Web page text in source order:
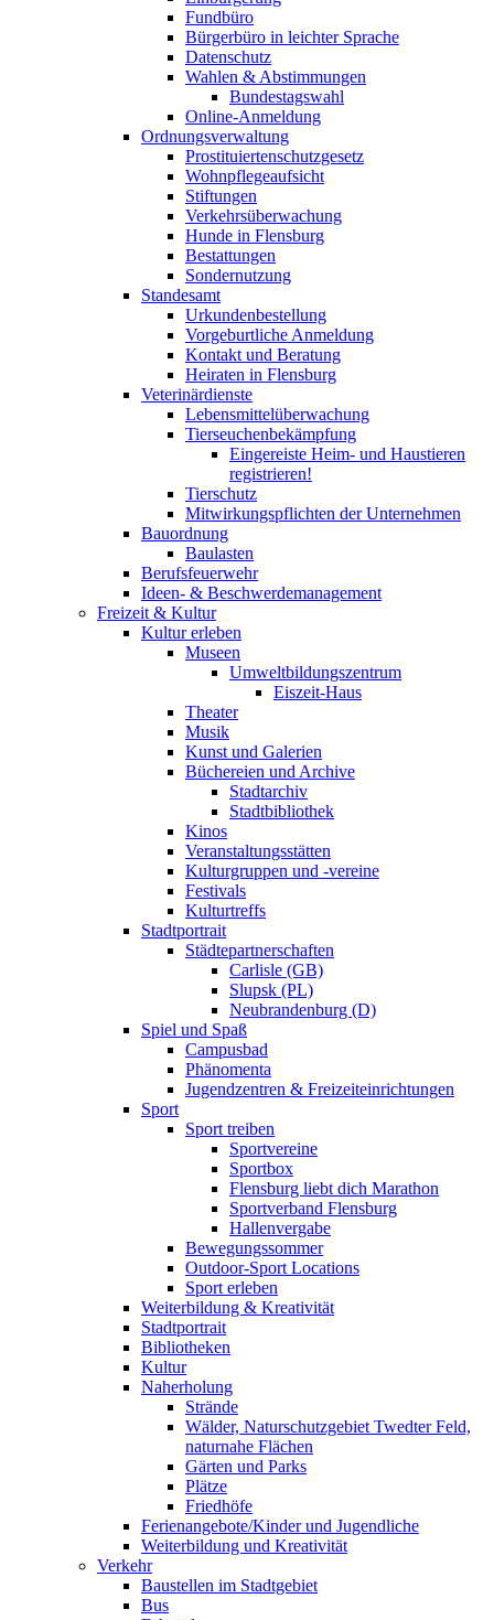
Fundbüro
Bürgerbüro in leichter Sprache
Datenschutz
Wahlen & Abstimmungen
Bundestagswahl
Online-Anmeldung
Ordnungsverwaltung
Prostituiertenschutzgesetz
Wohnpflegeaufsicht
Stiftungen
Verkehrsüberwachung
Hunde in Flensburg
Bestattungen
Sondernutzung
Standesamt
Urkundenbestellung
Vorgeburtliche Anmeldung
Kontakt und Beratung
Heiraten in Flensburg
Veterinärdienste
Lebensmittelüberwachung
Tierseuchenbekämpfung
Eingereiste Heim- und Haustieren
registrieren!
Tierschutz
Mitwirkungspflichten der Unternehmen
Bauordnung
Baulasten
Berufsfeuerwehr
Ideen- & Beschwerdemanagement
Freizeit & Kultur
Kultur erleben
Museen
Umweltbildungszentrum
Eiszeit-Haus
Theater
Musik
Kunst und Galerien
Büchereien und Archive
Stadtarchiv
Stadtbibliothek
Kinos
Veranstaltungsstätten
Kulturgruppen und -vereine
Festivals
Kulturtreffs
Stadtportrait
Städtepartnerschaften
Carlisle (GB)
Slupsk (PL)
Neubrandenburg (D)
Spiel und Spaß
Campusbad
Phänomenta
Jugendzentren & Freizeiteinrichtungen
Sport
Sport treiben
Sportvereine
Sportbox
Flensburg liebt dich Marathon
Sportverband Flensburg
Hallenvergabe
Bewegungssommer
Outdoor-Sport Locations
Sport erleben
Weiterbildung & Kreativität
Stadtportrait
Bibliotheken
Kultur
Naherholung
Strände
Wälder, Naturschutzgebiet Twedter Feld,
naturnahe Flächen
Gärten und Parks
Plätze
Friedhöfe
Ferienangebote/Kinder und Jugendliche
Weiterbildung und Kreativität
Verkehr
Baustellen im Stadtgebiet
Bus